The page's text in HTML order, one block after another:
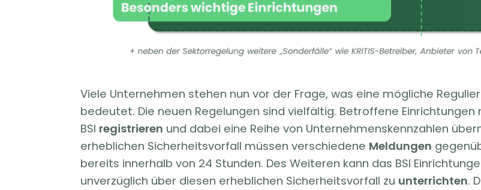
Viele Unternehmen stehen nun vor der Frage, was eine mögliche
bedeutet. Die neuen Regelungen sind vielfältig. Betroffene
BSI registrieren und dabei eine Reihe von Unternehmenskennzahlen
erheblichen Sicherheitsvorfall müssen verschiedene Meldungen
bereits innerhalb von 24 Stunden. Des Weiteren kann das BSI
unverzüglich über diesen erheblichen Sicherheitsvorfall zu unterrichten.